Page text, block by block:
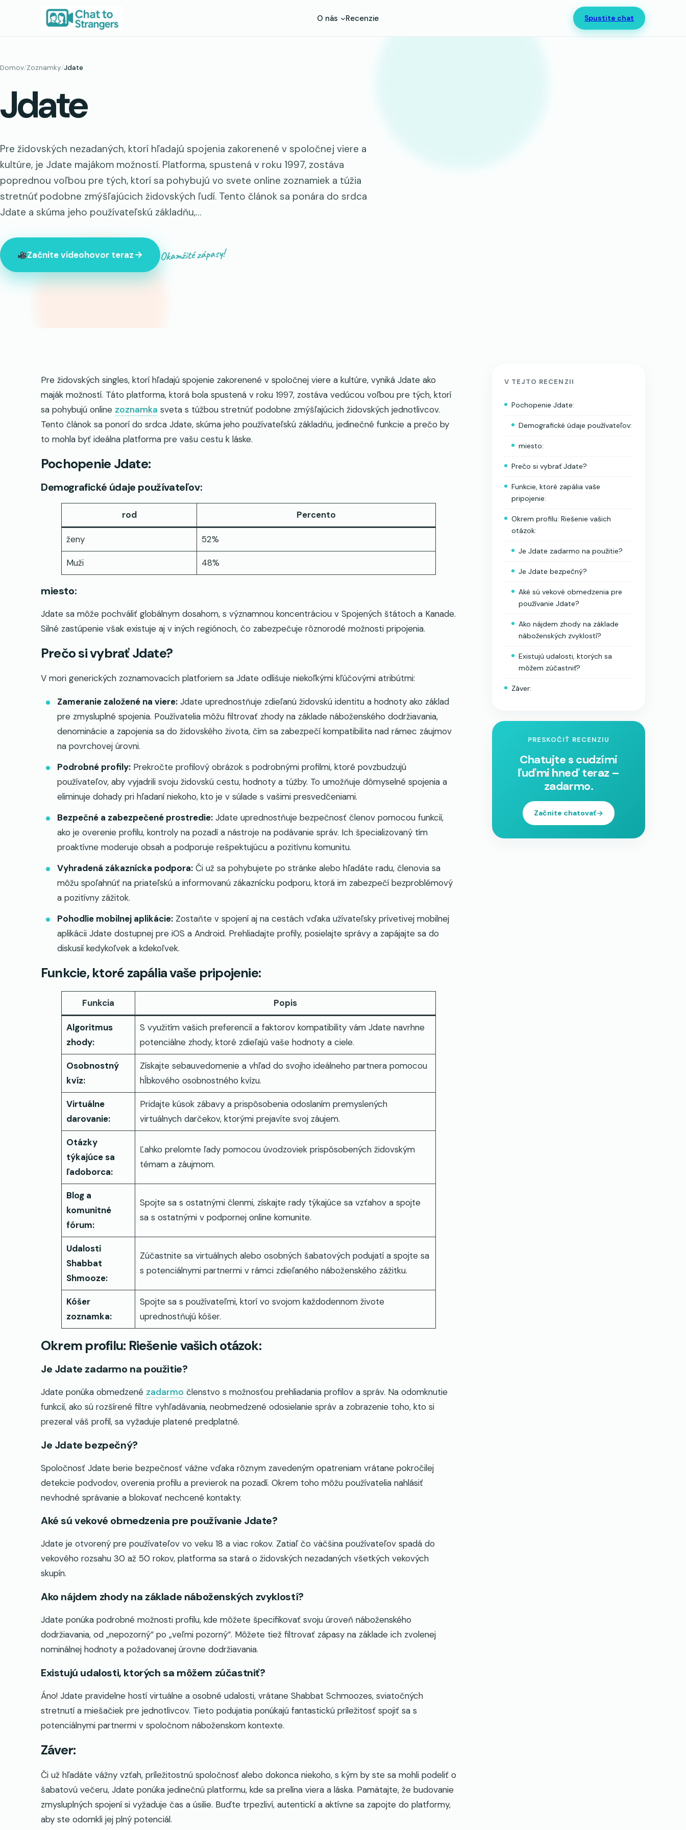
O nás Recenzie Spustite chat
Domov/Zoznamky/Jdate
Jdate
Pre židovských nezadaných, ktorí hľadajú spojenia zakorenené v spoločnej viere a
kultúre, je Jdate majákom možností. Platforma, spustená v roku 1997, zostáva
poprednou voľbou pre tých, ktorí sa pohybujú vo svete online zoznamiek a túžia
stretnúť podobne zmýšľajúcich židovských ľudí. Tento článok sa ponára do srdca
Jdate a skúma jeho používateľskú základňu,…
Začnite videohovor teraz Okamžité zápasy!
Práve teraz je online 847 cudzincov
Pre židovských singles, ktorí hľadajú spojenie zakorenené v spoločnej viere a kultúre, vyniká Jdate ako
maják možností. Táto platforma, ktorá bola spustená v roku 1997, zostáva vedúcou voľbou pre tých, ktorí
sa pohybujú online zoznamka sveta s túžbou stretnúť podobne zmýšľajúcich židovských jednotlivcov.
Tento článok sa ponorí do srdca Jdate, skúma jeho používateľskú základňu, jedinečné funkcie a prečo by
to mohla byť ideálna platforma pre vašu cestu k láske.
Pochopenie Jdate:
Demografické údaje používateľov:
rod Percento
ženy 52%
Muži 48%
miesto:
Jdate sa môže pochváliť globálnym dosahom, s významnou koncentráciou v Spojených štátoch a Kanade.
Silné zastúpenie však existuje aj v iných regiónoch, čo zabezpečuje rôznorodé možnosti pripojenia.
Prečo si vybrať Jdate?
V mori generických zoznamovacích platforiem sa Jdate odlišuje niekoľkými kľúčovými atribútmi:
Zameranie založené na viere: Jdate uprednostňuje zdieľanú židovskú identitu a hodnoty ako základ
pre zmysluplné spojenia. Používatelia môžu filtrovať zhody na základe náboženského dodržiavania,
denominácie a zapojenia sa do židovského života, čím sa zabezpečí kompatibilita nad rámec záujmov
na povrchovej úrovni.
Podrobné profily: Prekročte profilový obrázok s podrobnými profilmi, ktoré povzbudzujú
používateľov, aby vyjadrili svoju židovskú cestu, hodnoty a túžby. To umožňuje dômyselné spojenia a
eliminuje dohady pri hľadaní niekoho, kto je v súlade s vašimi presvedčeniami.
Bezpečné a zabezpečené prostredie: Jdate uprednostňuje bezpečnosť členov pomocou funkcií,
ako je overenie profilu, kontroly na pozadí a nástroje na podávanie správ. Ich špecializovaný tím
proaktívne moderuje obsah a podporuje rešpektujúcu a pozitívnu komunitu.
Vyhradená zákaznícka podpora: Či už sa pohybujete po stránke alebo hľadáte radu, členovia sa
môžu spoľahnúť na priateľskú a informovanú zákaznícku podporu, ktorá im zabezpečí bezproblémový
a pozitívny zážitok.
Pohodlie mobilnej aplikácie: Zostaňte v spojení aj na cestách vďaka užívateľsky prívetivej mobilnej
aplikácii Jdate dostupnej pre iOS a Android. Prehliadajte profily, posielajte správy a zapájajte sa do
diskusií kedykoľvek a kdekoľvek.
Funkcie, ktoré zapália vaše pripojenie:
Funkcia Popis
Algoritmus
zhody:
S využitím vašich preferencií a faktorov kompatibility vám Jdate navrhne
potenciálne zhody, ktoré zdieľajú vaše hodnoty a ciele.
Osobnostný
kvíz:
Získajte sebauvedomenie a vhľad do svojho ideálneho partnera pomocou
hĺbkového osobnostného kvízu.
Virtuálne
darovanie:
Pridajte kúsok zábavy a prispôsobenia odoslaním premyslených
virtuálnych darčekov, ktorými prejavíte svoj záujem.
Otázky
týkajúce sa
ľadoborca:
Ľahko prelomte ľady pomocou úvodzoviek prispôsobených židovským
témam a záujmom.
Blog a
komunitné
fórum:
Spojte sa s ostatnými členmi, získajte rady týkajúce sa vzťahov a spojte
sa s ostatnými v podpornej online komunite.
Udalosti
Shabbat
Shmooze:
Zúčastnite sa virtuálnych alebo osobných šabatových podujatí a spojte sa
s potenciálnymi partnermi v rámci zdieľaného náboženského zážitku.
Kóšer
zoznamka:
Spojte sa s používateľmi, ktorí vo svojom každodennom živote
uprednostňujú kóšer.
Okrem profilu: Riešenie vašich otázok:
Je Jdate zadarmo na použitie?
Jdate ponúka obmedzené zadarmo členstvo s možnosťou prehliadania profilov a správ. Na odomknutie
funkcií, ako sú rozšírené filtre vyhľadávania, neobmedzené odosielanie správ a zobrazenie toho, kto si
prezeral váš profil, sa vyžaduje platené predplatné.
Je Jdate bezpečný?
Spoločnosť Jdate berie bezpečnosť vážne vďaka rôznym zavedeným opatreniam vrátane pokročilej
detekcie podvodov, overenia profilu a previerok na pozadí. Okrem toho môžu používatelia nahlásiť
nevhodné správanie a blokovať nechcené kontakty.
Aké sú vekové obmedzenia pre používanie Jdate?
Jdate je otvorený pre používateľov vo veku 18 a viac rokov. Zatiaľ čo väčšina používateľov spadá do
vekového rozsahu 30 až 50 rokov, platforma sa stará o židovských nezadaných všetkých vekových
skupín.
Ako nájdem zhody na základe náboženských zvyklostí?
Jdate ponúka podrobné možnosti profilu, kde môžete špecifikovať svoju úroveň náboženského
dodržiavania, od „nepozorný“ po „veľmi pozorný“. Môžete tiež filtrovať zápasy na základe ich zvolenej
nominálnej hodnoty a požadovanej úrovne dodržiavania.
Existujú udalosti, ktorých sa môžem zúčastniť?
Áno! Jdate pravidelne hostí virtuálne a osobné udalosti, vrátane Shabbat Schmoozes, sviatočných
stretnutí a miešačiek pre jednotlivcov. Tieto podujatia ponúkajú fantastickú príležitosť spojiť sa s
potenciálnymi partnermi v spoločnom náboženskom kontexte.
Záver:
Či už hľadáte vážny vzťah, príležitostnú spoločnosť alebo dokonca niekoho, s kým by ste sa mohli podeliť o
šabatovú večeru, Jdate ponúka jedinečnú platformu, kde sa prelína viera a láska. Pamätajte, že budovanie
zmysluplných spojení si vyžaduje čas a úsilie. Buďte trpezliví, autentickí a aktívne sa zapojte do platformy,
aby ste odomkli jej plný potenciál.
V TEJTO RECENZII
Pochopenie Jdate:
Demografické údaje používateľov:
miesto:
Prečo si vybrať Jdate?
Funkcie, ktoré zapália vaše
pripojenie:
Okrem profilu: Riešenie vašich
otázok:
Je Jdate zadarmo na použitie?
Je Jdate bezpečný?
Aké sú vekové obmedzenia pre
používanie Jdate?
Ako nájdem zhody na základe
náboženských zvyklostí?
Existujú udalosti, ktorých sa
môžem zúčastniť?
Záver:
PRESKOČIŤ RECENZIU
Chatujte s cudzími
ľuďmi hneď teraz –
zadarmo.
Začnite chatovať